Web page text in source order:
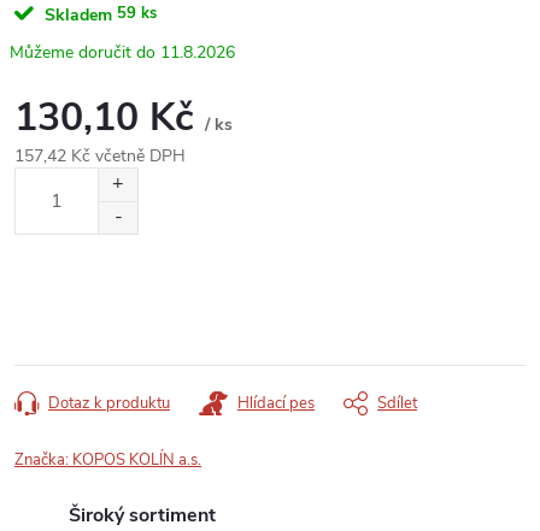
Skladem 59 ks
11.8.2026
130,10 Kč / ks
157,42 Kč včetně DPH
Dotaz k produktu Hlídací pes Sdílet
Značka: KOPOS KOLÍN a.s.
Široký sortiment